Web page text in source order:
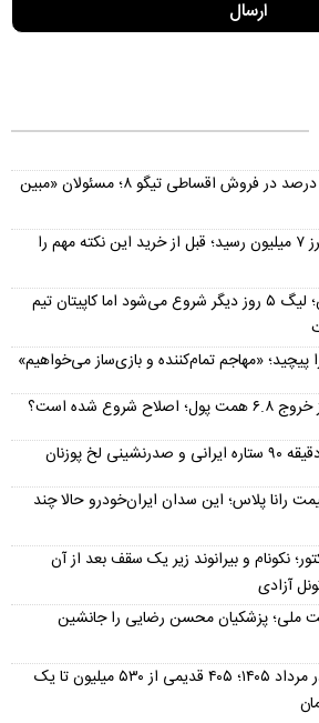
اضافه‌پرداخت تا مرز ۹۴ درصد در فروش اقساطی تیگو ۸؛ مسئولان «مبین
قیمت باتری خودرو به مرز ۷ میلیون رسید؛ قبل از خرید این نکته مهم را
معمای علیرضا جهانبخش؛ لیگ ۵ روز دیگر شروع می‌شود اما کاپیتان تیم
«مهاجم تمام‌کننده و بازی‌ساز می‌خواهیم»
شده است؟
لخ پوزنان
به قیمت رانا پلاس؛ این سدان ایران‌خودرو حالا چند
نکونام و بیرانوند زیر یک سقف بعد از آن
آزادی
ملی؛ پزشکیان محسن رضایی را جانشین
قیمت پژو ۴۰۵ کارکرده در مرداد ۱۴۰۵؛ ۴۰۵ قدیمی از ۵۳۰ میلیون تا یک